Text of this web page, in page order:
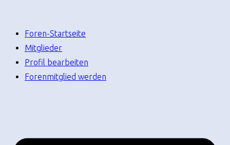
Foren-Startseite
Mitglieder
Profil bearbeiten
Forenmitglied werden